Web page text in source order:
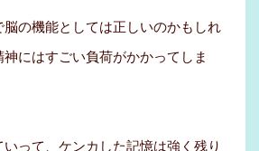
の機能としては正しいのかもしれ
神にはすごい負荷がかかってしま
って、ケンカした記憶は強く残り